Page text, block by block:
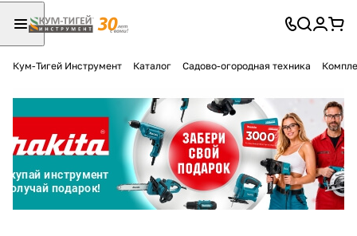
Кум-Тигей Инструмент Каталог Садово-огородная техника
Разбейте
оплатуна части
без переплат